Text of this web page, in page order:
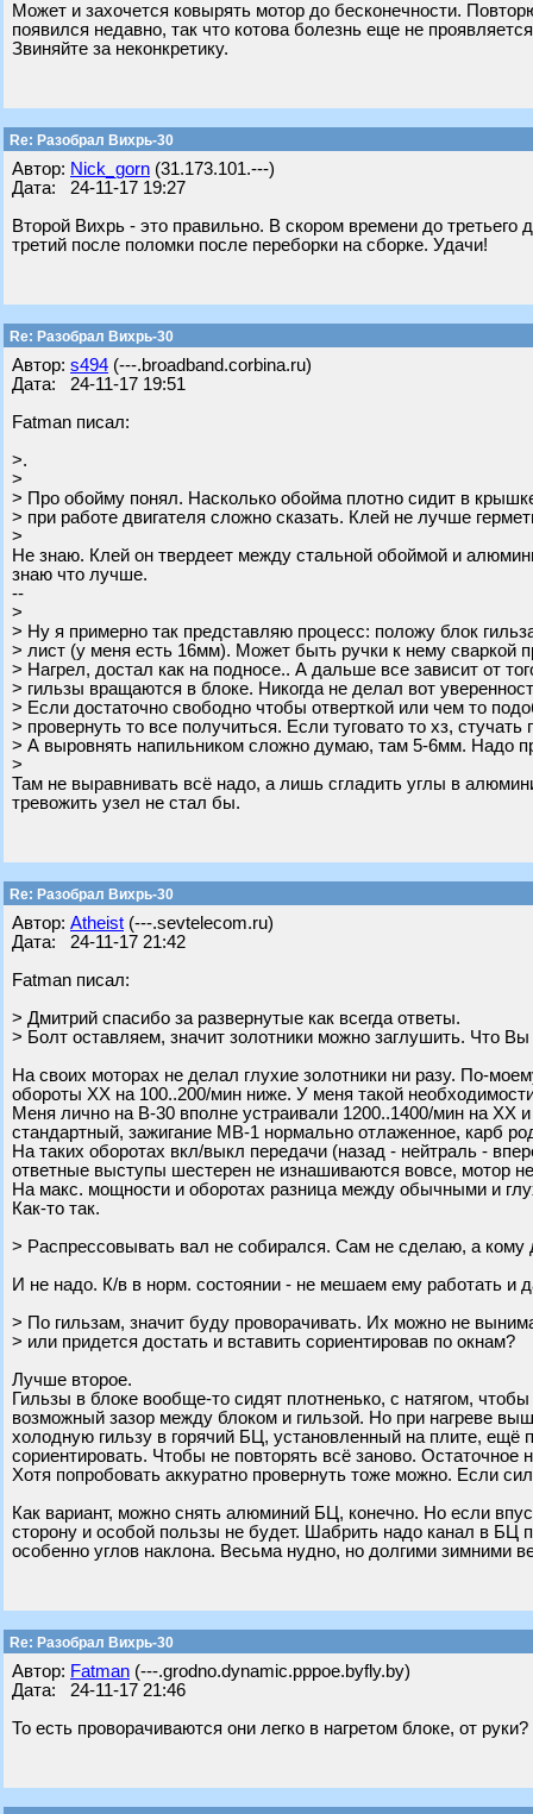
Может и захочется ковырять мотор до бесконечности.
появился недавно, так что котова болезнь еще не
Звиняйте за неконкретику.
Re: Разобрал Вихрь-30
Автор: Nick_gorn (31.173.101.---)
Дата: 24-11-17 19:27
Второй Вихрь - это правильно. В скором времени до
третий после поломки после переборки на сборке. Удачи!
Re: Разобрал Вихрь-30
Автор: s494 (---.broadband.corbina.ru)
Дата: 24-11-17 19:51
Fatman писал:
>.
>
> Про обойму понял. Насколько обойма плотно сидит в крышке
> при работе двигателя сложно сказать. Клей не лучше
>
Не знаю. Клей он твердеет между стальной обоймой и
знаю что лучше.
--
>
> Ну я примерно так представляю процесс: положу блок
> лист (у меня есть 16мм). Может быть ручки к нему сваркой
> Нагрел, достал как на подносе.. А дальше все зависит от
> гильзы вращаются в блоке. Никогда не делал вот
> Если достаточно свободно чтобы отверткой или чем то
> провернуть то все получиться. Если туговато то хз, стучать
> А выровнять напильником сложно думаю, там 5-6мм. Надо
>
Там не выравнивать всё надо, а лишь сгладить углы в
тревожить узел не стал бы.
Re: Разобрал Вихрь-30
Автор: Atheist (---.sevtelecom.ru)
Дата: 24-11-17 21:42
Fatman писал:
> Дмитрий спасибо за развернутые как всегда ответы.
> Болт оставляем, значит золотники можно заглушить. Что
На своих моторах не делал глухие золотники ни разу. По-
обороты ХХ на 100..200/мин ниже. У меня такой
Меня лично на В-30 вполне устраивали 1200..1400/мин на ХХ
стандартный, зажигание МВ-1 нормально отлаженное, карб
На таких оборотах вкл/выкл передачи (назад - нейтраль -
ответные выступы шестерен не изнашиваются вовсе, мотор
На макс. мощности и оборотах разница между обычными и
Как-то так.
> Распрессовывать вал не собирался. Сам не сделаю, а кому
И не надо. К/в в норм. состоянии - не мешаем ему работать и
> По гильзам, значит буду проворачивать. Их можно не
> или придется достать и вставить сориентировав по окнам?
Лучше второе.
Гильзы в блоке вообще-то сидят плотненько, с натягом,
возможный зазор между блоком и гильзой. Но при нагреве
холодную гильзу в горячий БЦ, установленный на плите,
сориентировать. Чтобы не повторять всё заново.
Хотя попробовать аккуратно провернуть тоже можно. Если
Как вариант, можно снять алюминий БЦ, конечно. Но если
сторону и особой пользы не будет. Шабрить надо канал в БЦ
особенно углов наклона. Весьма нудно, но долгими зимними
Re: Разобрал Вихрь-30
Автор: Fatman (---.grodno.dynamic.pppoe.byfly.by)
Дата: 24-11-17 21:46
То есть проворачиваются они легко в нагретом блоке, от руки?